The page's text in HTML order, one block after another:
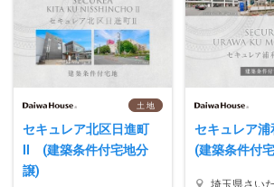
土 地
セキュレア北区日進町
II (建築条件付宅地分
譲)
セキュレア
(建築条件付
埼玉県さい